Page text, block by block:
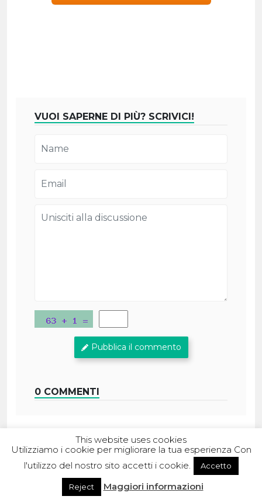
VUOI SAPERNE DI PIÙ? SCRIVICI!
Pubblica il commento
0 COMMENTI
This website uses cookies
Utilizziamo i cookie per migliorare la tua esperienza Con
l'utilizzo del nostro sito accetti i cookie.
Accetto
Reject Maggiori informazioni